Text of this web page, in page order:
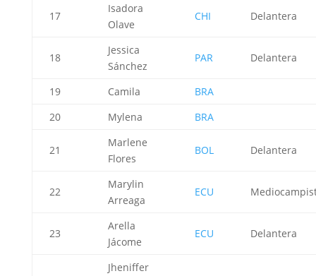
17
Isadora
Olave
CHI Delantera
18
Jessica
Sánchez
PAR Delantera
19 Camila
BRA
20
Mylena BRA
21
Marlene
Flores
BOL Delantera
22
Marylin
Arreaga
ECU
23
Arella
Jácome
ECU Delantera
Jheniffer